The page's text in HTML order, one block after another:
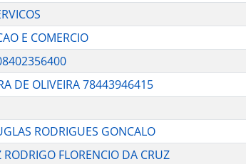
E COMERCIO
DE OLIVEIRA 78443946415
RODRIGUES GONCALO
FLORENCIO DA CRUZ